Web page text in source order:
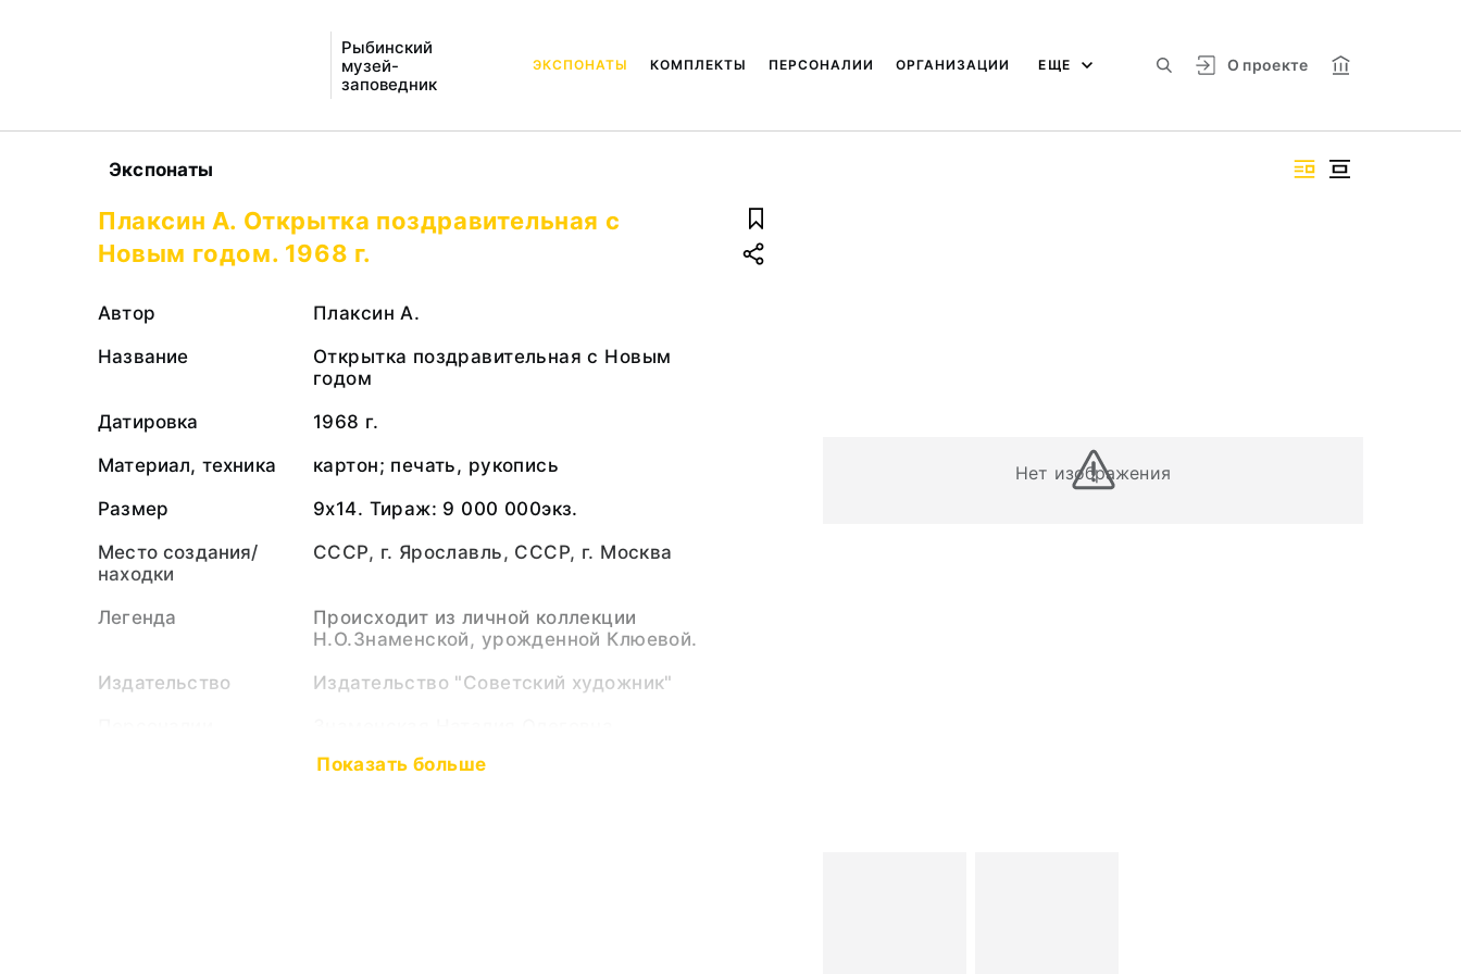
Рыбинский
музей-
заповедник
О проекте
ЭКСПОНАТЫ КОМПЛЕКТЫ ПЕРСОНАЛИИ ОРГАНИЗАЦИИ ЕЩЕ
Экспонаты
Нет изображения
Плаксин А. Открытка поздравительная с
Новым годом. 1968 г.
Автор
Плаксин А.
Название
Открытка поздравительная с Новым
годом
Датировка
1968 г.
Материал, техника
картон; печать, рукопись
Размер
9х14. Тираж: 9 000 000экз.
Место создания/
находки
СССР, г. Ярославль, СССР, г. Москва
Легенда
Происходит из личной коллекции
Н.О.Знаменской, урожденной Клюевой.
Издательство
Издательство "Советский художник"
Тюменев Константин Алексеевич
Показать больше